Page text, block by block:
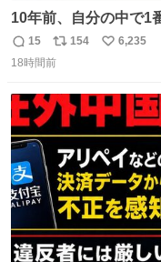
10年前、自分の中で1
ない
返
信
15
リ
ポ
ト
数
154
い
数
6,235
18時間前